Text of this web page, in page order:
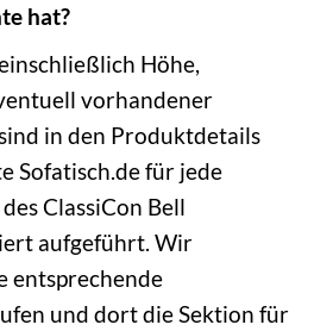
hat?
Höhe,
vorhandener
in den Produktdetails
Sofatisch.de für jede
ClassiCon Bell
aufgeführt. Wir
entsprechende
und dort die Sektion für